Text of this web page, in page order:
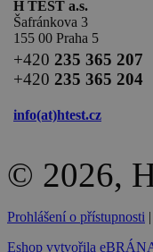
H TEST a.s.
Šafránkova 3
155 00 Praha 5
+420 235 365 207
+420 235 365 204
info(at)htest.cz
© 2026,
Prohlášení o přístupnosti
Eshop vytvořila